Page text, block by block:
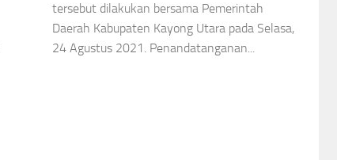
tersebut dilakukan bersama Pemerintah
Daerah Kabupaten Kayong Utara pada Selasa,
24 Agustus 2021. Penandatanganan...